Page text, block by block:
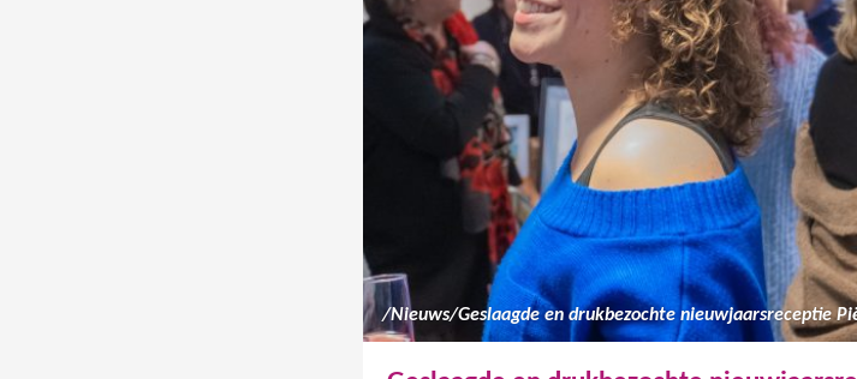
/Nieuws/Geslaagde en drukbezochte nieuwjaarsreceptie